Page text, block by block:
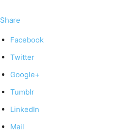
Share
Facebook
Twitter
Google+
Tumblr
LinkedIn
Mail